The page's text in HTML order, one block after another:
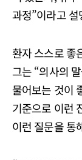
과정”이라고 설
환자 스스로 좋
그는 “의사의
물어보는 것이
기준으로 이런
이런 질문을 통